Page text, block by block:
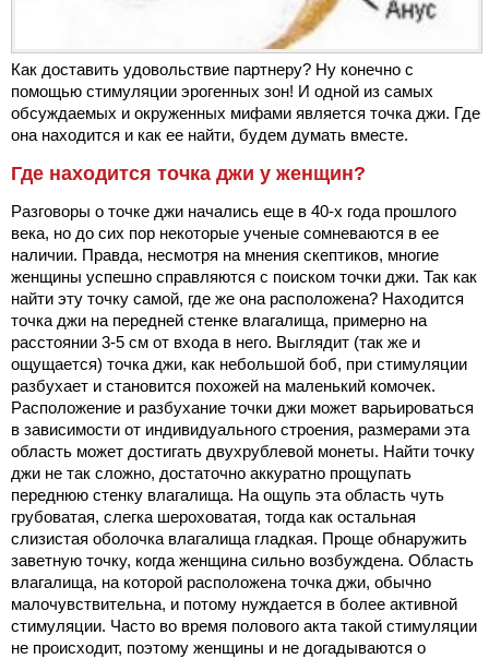
Как доставить удовольствие партнеру? Ну конечно с
помощью стимуляции эрогенных зон! И одной из самых
обсуждаемых и окруженных мифами является точка джи. Где
она находится и как ее найти, будем думать вместе.
Где находится точка джи у женщин?
Разговоры о точке джи начались еще в 40-х года прошлого
века, но до сих пор некоторые ученые сомневаются в ее
наличии. Правда, несмотря на мнения скептиков, многие
женщины успешно справляются с поиском точки джи. Так как
найти эту точку самой, где же она расположена? Находится
точка джи на передней стенке влагалища, примерно на
расстоянии 3-5 см от входа в него. Выглядит (так же и
ощущается) точка джи, как небольшой боб, при стимуляции
разбухает и становится похожей на маленький комочек.
Расположение и разбухание точки джи может варьироваться
в зависимости от индивидуального строения, размерами эта
область может достигать двухрублевой монеты. Найти точку
джи не так сложно, достаточно аккуратно прощупать
переднюю стенку влагалища. На ощупь эта область чуть
грубоватая, слегка шероховатая, тогда как остальная
слизистая оболочка влагалища гладкая. Проще обнаружить
заветную точку, когда женщина сильно возбуждена. Область
влагалища, на которой расположена точка джи, обычно
малочувствительна, и потому нуждается в более активной
стимуляции. Часто во время полового акта такой стимуляции
не происходит, поэтому женщины и не догадываются о